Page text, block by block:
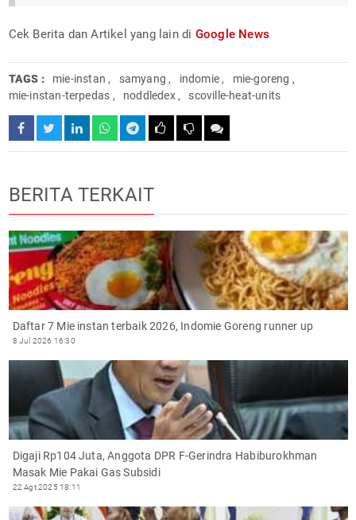
Cek Berita dan Artikel yang lain di Google News
TAGS : mie-instan , samyang , indomie, mie-goreng ,
mie-instan-terpedas , noddledex, scoville-heat-units
BERITA TERKAIT
Daftar 7 Mie instan terbaik 2026, Indomie Goreng runner up
8 Jul 2026 16:30
Digaji Rp104 Juta, Anggota DPR F-Gerindra Habiburokhman
Masak Mie Pakai Gas Subsidi
22 Agt 2025 18:11